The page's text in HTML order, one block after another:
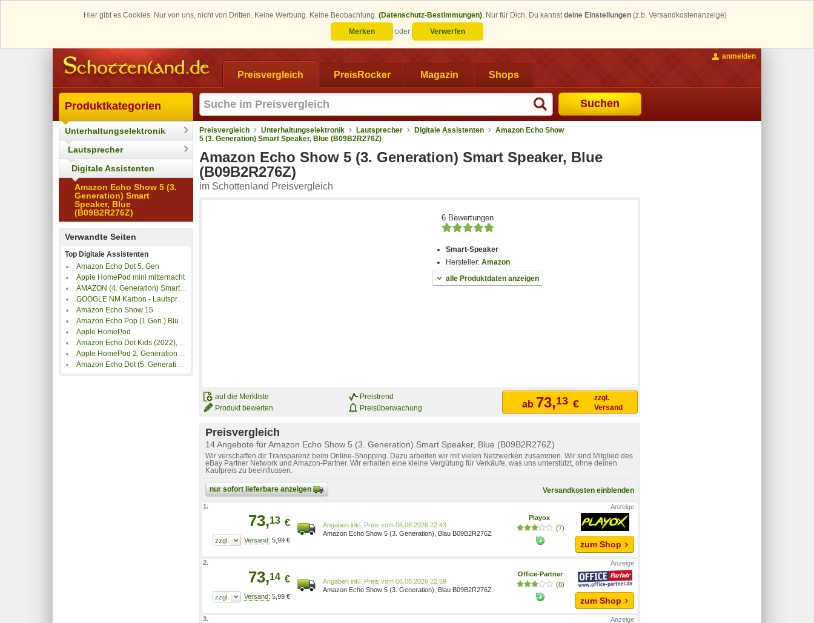
Hier gibt es Cookies. Nur von uns, nicht von Dritten. Keine Werbung. Keine Beobachtung. (Datenschutz-Bestimmungen). Nur für Dich. Du kannstdeine Einstellungen (z.b. Versandkostenanzeige)
Merken
oder Verwerfen
Preisvergleich PreisRocker Magazin Shops
Suchen
anmelden
Produktkategorien
Unterhaltungselektronik
Lautsprecher
Digitale Assistenten
Amazon Echo Show 5 (3.
Generation) Smart
Speaker, Blue
(B09B2R276Z)
Verwandte Seiten
Top Digitale Assistenten
Amazon Echo Dot 5. Gen
Apple HomePod mini mitternacht
AMAZON (4. Generation) Smarter Lautsprecher mit Alexa, Blaugrau
GOOGLE NM Karbon - Lautsprecher, Sprachsteuerung, Google Nest Mini
Amazon Echo Show 15
Amazon Echo Pop (1.Gen.) Bluetooth-Lautsprecher Lavendel
Apple HomePod
Amazon Echo Dot Kids (2022), Eulen-Design
Apple HomePod 2. Generation Smart Speaker, White
Amazon Echo Dot (5. Generation, 2022), Tiefseeblau
Preisvergleich Unterhaltungselektronik Lautsprecher Digitale Assistenten
Amazon Echo Show
5 (3. Generation) Smart Speaker, Blue (B09B2R276Z)
Amazon Echo Show 5 (3. Generation) Smart Speaker, Blue
(B09B2R276Z)
im Schottenland Preisvergleich
6 Bewertungen
Smart-Speaker
Hersteller:Amazon
alle Produktdaten anzeigen
auf die Merkliste
Produkt bewerten
Preistrend
Preisüberwachung
ab 73,13 €
zzgl.
Versand
Preisvergleich
14 Angebote für Amazon Echo Show 5 (3. Generation) Smart Speaker, Blue (B09B2R276Z)
Wir verschaffen dir Transparenz beim Online-Shopping. Dazu arbeiten wir mit vielen Netzwerken zusammen. Wir sind Mitglied des
eBay Partner Network und Amazon-Partner. Wir erhalten eine kleine Vergütung für Verkäufe, was uns unterstützt, ohne deinen
Kaufpreis zu beeinflussen.
nur sofort lieferbare anzeigen Versandkosten einblenden
1.
73,13 €
5,99 €
Preis vom 06.08.2026 22:43
Amazon Echo Show 5 (3. Generation), Blau B09B2R276Z
Playox
(7)
zum Shop
2.
73,14 €
5,99 €
Preis vom 06.08.2026 22:59
Amazon Echo Show 5 (3. Generation), Blau B09B2R276Z
Office-Partner
(8)
zum Shop
3.